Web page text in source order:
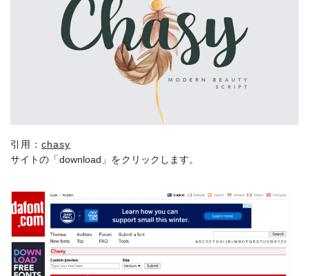
引用： chasy
サイトの「download」をクリックします。